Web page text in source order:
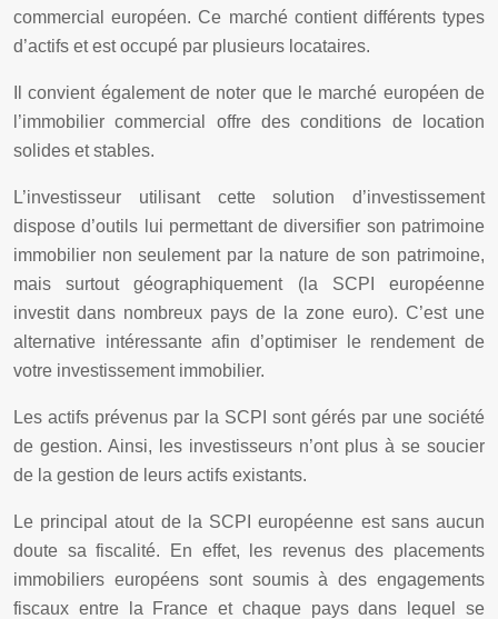
commercial européen. Ce marché contient différents types
d’actifs et est occupé par plusieurs locataires.
Il convient également de noter que le marché européen de
l’immobilier commercial offre des conditions de location
solides et stables.
L’investisseur utilisant cette solution d’investissement
dispose d’outils lui permettant de diversifier son patrimoine
immobilier non seulement par la nature de son patrimoine,
mais surtout géographiquement (la SCPI européenne
investit dans nombreux pays de la zone euro). C’est une
alternative intéressante afin d’optimiser le rendement de
votre investissement immobilier.
Les actifs prévenus par la SCPI sont gérés par une société
de gestion. Ainsi, les investisseurs n’ont plus à se soucier
de la gestion de leurs actifs existants.
Le principal atout de la SCPI européenne est sans aucun
doute sa fiscalité. En effet, les revenus des placements
immobiliers européens sont soumis à des engagements
fiscaux entre la France et chaque pays dans lequel se